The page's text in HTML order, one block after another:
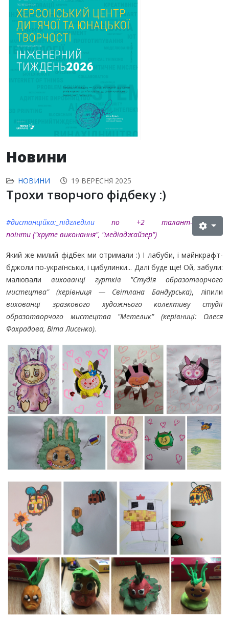
Новини
НОВИНИ 19 ВЕРЕСНЯ 2025
Трохи творчого фідбеку :)
#дистанційка:_підгледіли
по +2 талант-
поінти ("круте виконання", "медіаджайзер")
Який же милий фідбек ми отримали :) І лабуби, і майнкрафт-
бджоли по-українськи, і цибулинки... Далі буде ще! Ой, забули:
малювали вихованці гуртків "Студія образотворчого
мистецтва" (керівниця — Світлана Бандурська), ліпили
вихованці зразкового художнього колективу студії
образотворчого мистецтва "Метелик" (керівниці: Олеся
Фахрадова, Віта Лисенко).